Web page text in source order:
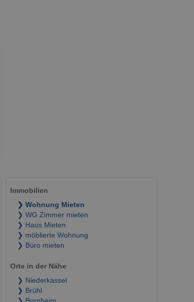
Immobilien
❯ Wohnung Mieten
❯ WG Zimmer mieten
❯ Haus Mieten
❯ möblierte Wohnung
❯ Büro mieten
Orte in der Nähe
❯ Niederkassel
❯ Brühl